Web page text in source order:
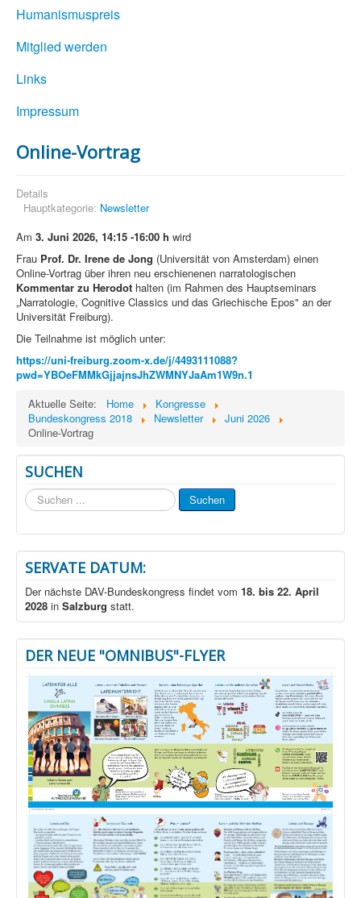
Humanismuspreis
Mitglied werden
Links
Impressum
Online-Vortrag
Details
Hauptkategorie: Newsletter
Am 3. Juni 2026, 14:15 -16:00 h wird
Frau Prof. Dr. Irene de Jong (Universität von Amsterdam) einen
Online-Vortrag über ihren neu erschienenen narratologischen
Kommentar zu Herodot halten (im Rahmen des Hauptseminars
„Narratologie, Cognitive Classics und das Griechische Epos" an der
Universität Freiburg).
Die Teilnahme ist möglich unter:
https://uni-freiburg.zoom-x.de/j/4493111088?
pwd=YBOeFMMkGjjajnsJhZWMNYJaAm1W9n.1
Aktuelle Seite:
Home
Kongresse
Bundeskongress 2018
Newsletter
Juni 2026
Online-Vortrag
SUCHEN
Suchen
...
Suchen
SERVATE DATUM:
Der nächste DAV-Bundeskongress findet vom 18. bis 22. April
2028 in Salzburg statt.
DER NEUE "OMNIBUS"-FLYER